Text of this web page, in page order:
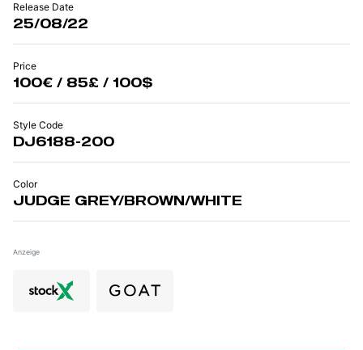
Release Date
25/08/22
Price
100€ / 85£ / 100$
Style Code
DJ6188-200
Color
JUDGE GREY/BROWN/WHITE
Anzeige